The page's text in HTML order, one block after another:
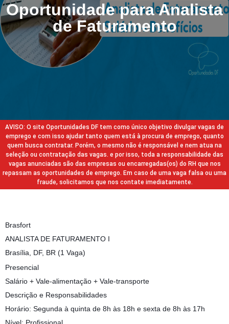
Oportunidade para Analista
de Faturamento
AVISO: O site Oportunidades DF tem como único objetivo divulgar vagas de
emprego e com isso ajudar tanto quem está à procura de emprego, quanto
quem busca contratar. Porém, o mesmo não é responsável e nem atua na
seleção ou contratação das vagas. e por isso, toda a responsabilidade das
vagas anunciadas são das empresas ou encarregadas(os) do RH que nos
repassam as oportunidades de emprego. Em caso de uma vaga falsa ou uma
fraude, solicitamos que nos contate imediatamente.
Brasfort
ANALISTA DE FATURAMENTO I
Brasília, DF, BR (1 Vaga)
Presencial
Salário + Vale-alimentação + Vale-transporte
Descrição e Responsabilidades
Horário: Segunda à quinta de 8h às 18h e sexta de 8h às 17h